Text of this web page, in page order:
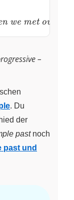
we met our
–
. Du
der
pastnoch
past und